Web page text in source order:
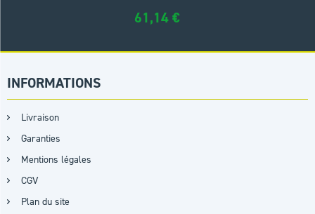
61,14€
INFORMATIONS
Livraison
Garanties
Mentions légales
CGV
Plan du site